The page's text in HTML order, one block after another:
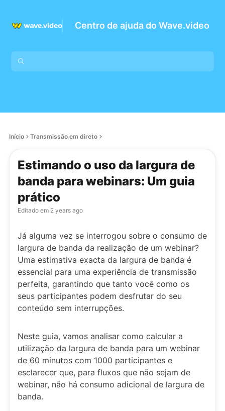
Centro de ajuda do Wave.video
Início Transmissão em direto
Estimando o uso da largura de
banda para webinars: Um guia
prático
Editado em 2 years ago
Já alguma vez se interrogou sobre o consumo de
largura de banda da realização de um webinar?
Uma estimativa exacta da largura de banda é
essencial para uma experiência de transmissão
perfeita, garantindo que tanto você como os
seus participantes podem desfrutar do seu
conteúdo sem interrupções.
Neste guia, vamos analisar como calcular a
utilização da largura de banda para um webinar
de 60 minutos com 1000 participantes e
esclarecer que, para fluxos que não sejam de
webinar, não há consumo adicional de largura de
banda.